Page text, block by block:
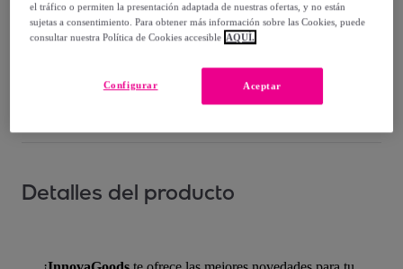
Entrega: Entre el14/08y el17/08
¿Cómo funciona?
Detalles del producto
el tráfico o permiten la presentación adaptada de nuestras ofertas, y no están
sujetas a consentimiento. Para obtener más información sobre las Cookies, puede
consultar nuestra Política de Cookies accesible AQUÍ.
Aceptar
Configurar